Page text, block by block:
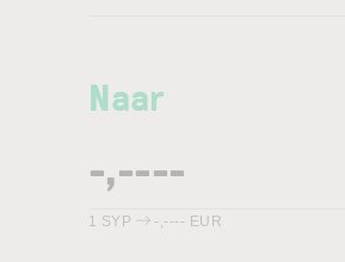
Naar
1 SYP -,---- EUR